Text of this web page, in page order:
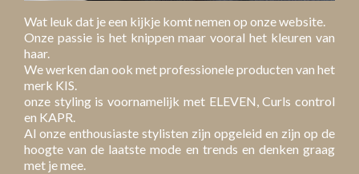
Wat leuk dat je een kijkje komt nemen op onze website.
Onze passie is het knippen maar vooral het kleuren van
haar.
We werken dan ook met professionele producten van het
merk KIS.
onze styling is voornamelijk met ELEVEN, Curls control
en KAPR.
Al onze enthousiaste stylisten zijn opgeleid en zijn op de
hoogte van de laatste mode en trends en denken graag
met je mee.